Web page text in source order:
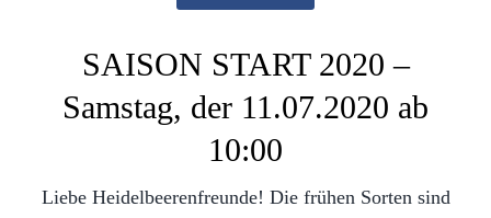
SAISON START 2020 –
Samstag, der 11.07.2020 ab
10:00
Liebe Heidelbeerenfreunde! Die frühen Sorten sind